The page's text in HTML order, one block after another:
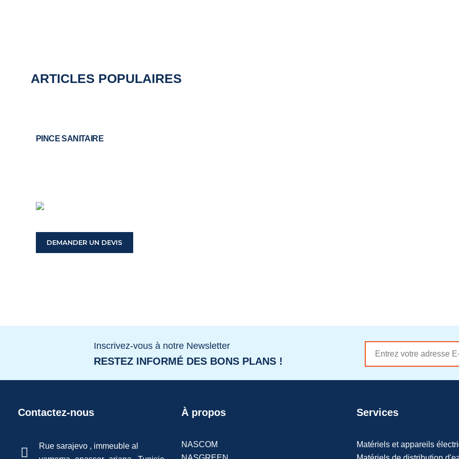
ARTICLES POPULAIRES
PINCE SANITAIRE
DEMANDER UN DEVIS
Inscrivez-vous à notre Newsletter
RESTEZ INFORMÉ DES BONS PLANS !
Contactez-nous
Rue sarajevo , immeuble al
À propos
NASCOM
Services
Matériels et appareils